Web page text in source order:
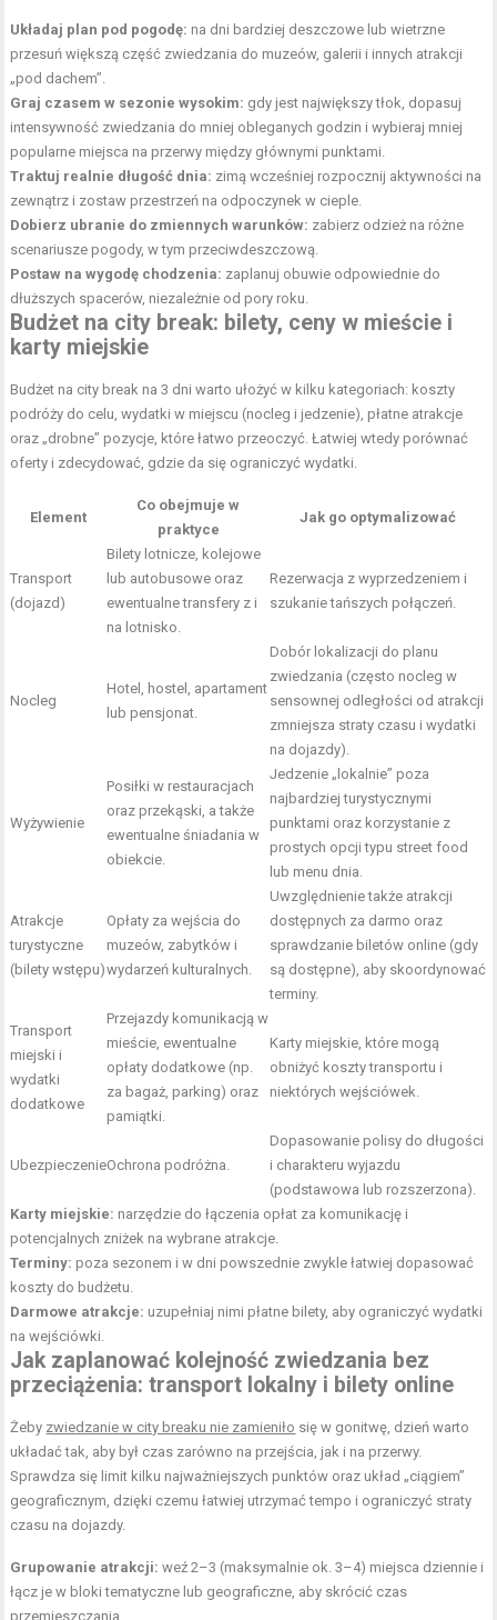
Układaj plan pod pogodę: na dni bardziej deszczowe lub wietrzne
przesuń większą część zwiedzania do muzeów, galerii i innych atrakcji
„pod dachem”.
Graj czasem w sezonie wysokim: gdy jest największy tłok, dopasuj
intensywność zwiedzania do mniej obleganych godzin i wybieraj mniej
popularne miejsca na przerwy między głównymi punktami.
Traktuj realnie długość dnia: zimą wcześniej rozpocznij aktywności na
zewnątrz i zostaw przestrzeń na odpoczynek w cieple.
Dobierz ubranie do zmiennych warunków: zabierz odzież na różne
scenariusze pogody, w tym przeciwdeszczową.
Postaw na wygodę chodzenia: zaplanuj obuwie odpowiednie do
dłuższych spacerów, niezależnie od pory roku.
Budżet na city break: bilety, ceny w mieście i
karty miejskie
Budżet na city break na 3 dni warto ułożyć w kilku kategoriach: koszty
podróży do celu, wydatki w miejscu (nocleg i jedzenie), płatne atrakcje
oraz „drobne” pozycje, które łatwo przeoczyć. Łatwiej wtedy porównać
oferty i zdecydować, gdzie da się ograniczyć wydatki.
Element
Co obejmuje w
praktyce
Jak go optymalizować
Transport
(dojazd)
Bilety lotnicze, kolejowe
lub autobusowe oraz
ewentualne transfery z i
na lotnisko.
Rezerwacja z wyprzedzeniem i
szukanie tańszych połączeń.
Nocleg
Hotel, hostel, apartament
lub pensjonat.
Dobór lokalizacji do planu
zwiedzania (często nocleg w
sensownej odległości od atrakcji
zmniejsza straty czasu i wydatki
na dojazdy).
Wyżywienie
Posiłki w restauracjach
oraz przekąski, a także
ewentualne śniadania w
obiekcie.
Jedzenie „lokalnie” poza
najbardziej turystycznymi
punktami oraz korzystanie z
prostych opcji typu street food
lub menu dnia.
Atrakcje
turystyczne
(bilety wstępu)
Opłaty za wejścia do
muzeów, zabytków i
wydarzeń kulturalnych.
Uwzględnienie także atrakcji
dostępnych za darmo oraz
sprawdzanie biletów online (gdy
są dostępne), aby skoordynować
terminy.
Transport
miejski i
wydatki
dodatkowe
Przejazdy komunikacją w
mieście, ewentualne
opłaty dodatkowe (np.
za bagaż, parking) oraz
pamiątki.
Karty miejskie, które mogą
obniżyć koszty transportu i
niektórych wejściówek.
UbezpieczenieOchrona podróżna.
Dopasowanie polisy do długości
i charakteru wyjazdu
(podstawowa lub rozszerzona).
Karty miejskie: narzędzie do łączenia opłat za komunikację i
potencjalnych zniżek na wybrane atrakcje.
Terminy: poza sezonem i w dni powszednie zwykle łatwiej dopasować
koszty do budżetu.
Darmowe atrakcje: uzupełniaj nimi płatne bilety, aby ograniczyć wydatki
na wejściówki.
Jak zaplanować kolejność zwiedzania bez
przeciążenia: transport lokalny i bilety online
Żeby zwiedzanie w city breaku nie zamieniło się w gonitwę, dzień warto
układać tak, aby był czas zarówno na przejścia, jak i na przerwy.
Sprawdza się limit kilku najważniejszych punktów oraz układ „ciągiem”
geograficznym, dzięki czemu łatwiej utrzymać tempo i ograniczyć straty
czasu na dojazdy.
Grupowanie atrakcji: weź 2–3 (maksymalnie ok. 3–4) miejsca dziennie i
łącz je w bloki tematyczne lub geograficzne, aby skrócić czas
przemieszczania.